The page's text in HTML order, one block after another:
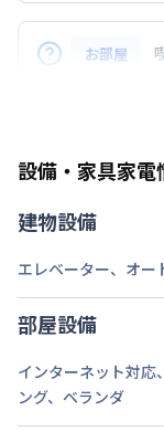
次回更新日
情報更新日
お持ち込みいた
ただし、標準
以外の扱いに
また、お持ち
お部屋
設備・家具家電
建物設備
エレベーター、 オー
部屋設備
インターネット対応、
ング、 ベランダ